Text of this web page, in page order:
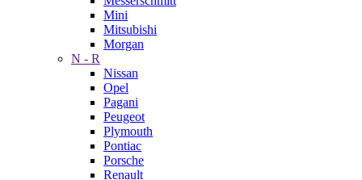
Mini
Mitsubishi
Morgan
N - R
Nissan
Opel
Pagani
Peugeot
Plymouth
Pontiac
Porsche
Renault